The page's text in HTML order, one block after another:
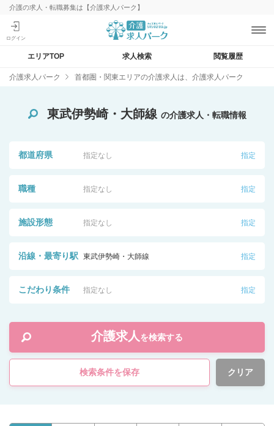
介護の求人・転職募集は【介護求人パーク】
エリアTOP 求人検索 閲覧履歴
介護求人パーク 首都圏・関東エリアの介護求人は、介護求人パーク
東武伊勢崎・大師線 の介護求人・転職情報
都道府県 指定なし 指定
職種 指定なし 指定
施設形態 指定なし 指定
沿線・最寄り駅 東武伊勢崎・大師線 指定
こだわり条件 指定なし 指定
介護求人 を検索する
検索条件を保存 クリア